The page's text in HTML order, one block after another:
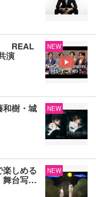
REAL
演
NEW
樹・城
NEW
しめる
舞台写…
NEW